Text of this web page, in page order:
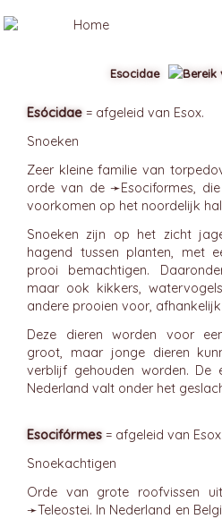
Esócidae = afgeleid van Esox.
Snoeken
Zeer kleine familie van
orde van de ➛Esociformes,
voorkomen op het noordelijk
Snoeken zijn op het zicht
hagend tussen planten, met
prooi bemachtigen.
maar ook kikkers,
andere prooien voor,
Deze dieren worden voor
groot, maar jonge dieren
verblijf gehouden worden. De
Nederland valt onder het
Esocifórmes = afgeleid van Esox.
Snoekachtigen
Orde van grote roofvissen
➛Teleostei. In Nederland en
Esocidae